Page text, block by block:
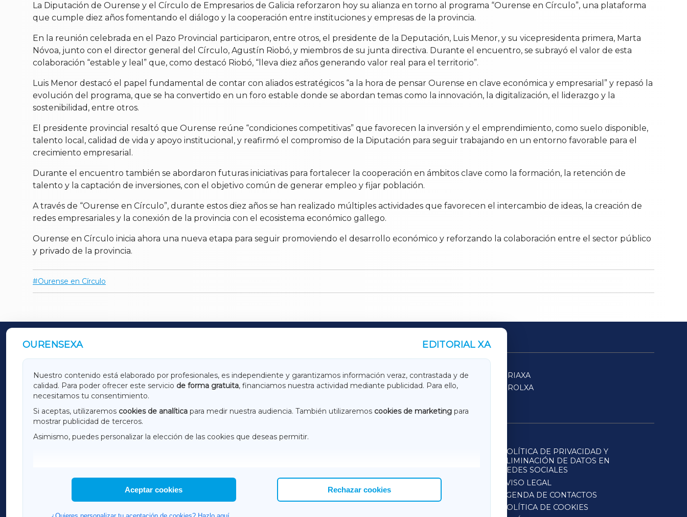
La Diputación de Ourense y el Círculo de Empresarios de Galicia reforzaron hoy su alianza en torno al programa “Ourense en Círculo”, una plataforma
que cumple diez años fomentando el diálogo y la cooperación entre instituciones y empresas de la provincia.
En la reunión celebrada en el Pazo Provincial participaron, entre otros, el presidente de la Deputación, Luis Menor, y su vicepresidenta primera, Marta
Nóvoa, junto con el director general del Círculo, Agustín Riobó, y miembros de su junta directiva. Durante el encuentro, se subrayó el valor de esta
colaboración “estable y leal” que, como destacó Riobó, “lleva diez años generando valor real para el territorio”.
Luis Menor destacó el papel fundamental de contar con aliados estratégicos “a la hora de pensar Ourense en clave económica y empresarial” y repasó la
evolución del programa, que se ha convertido en un foro estable donde se abordan temas como la innovación, la digitalización, el liderazgo y la
sostenibilidad, entre otros.
El presidente provincial resaltó que Ourense reúne “condiciones competitivas” que favorecen la inversión y el emprendimiento, como suelo disponible,
talento local, calidad de vida y apoyo institucional, y reafirmó el compromiso de la Diputación para seguir trabajando en un entorno favorable para el
crecimiento empresarial.
Durante el encuentro también se abordaron futuras iniciativas para fortalecer la cooperación en ámbitos clave como la formación, la retención de
talento y la captación de inversiones, con el objetivo común de generar empleo y fijar población.
A través de “Ourense en Círculo”, durante estos diez años se han realizado múltiples actividades que favorecen el intercambio de ideas, la creación de
redes empresariales y la conexión de la provincia con el ecosistema económico gallego.
Ourense en Círculo inicia ahora una nueva etapa para seguir promoviendo el desarrollo económico y reforzando la colaboración entre el sector público
y privado de la provincia.
Ourense en Círculo
OURENSEXA EDITORIAL XA
Nuestro contenido está elaborado por profesionales, es independiente y garantizamos información veraz, contrastada y de
calidad. Para poder ofrecer este servicio de forma gratuita, financiamos nuestra actividad mediante publicidad. Para ello,
necesitamos tu consentimiento.
Si aceptas, utilizaremos cookies de analítica para medir nuestra audiencia. También utilizaremos cookies de marketing para
mostrar publicidad de terceros.
Asimismo, puedes personalizar la elección de las cookies que deseas permitir.
Aceptar cookies Rechazar cookies
OUTROS PERIÓDICOS
GALICIAXA LUGOXA TERRACHAXA
SARRIAXA
AMARIÑAXA
RIBEIRASACRAXA ACORUÑAXA
FERROLXA
OURENSEXA
HEMEROTECA
POLÍTICA DE PRIVACIDAD Y
ELIMINACIÓN DE DATOS EN
REDES SOCIALES
AVISO LEGAL
AGENDA DE CONTACTOS
POLÍTICA DE COOKIES